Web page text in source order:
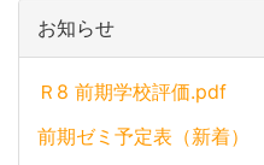
お知らせ
Ｒ8 前期学校評価.pdf
前期ゼミ予定表（新着）